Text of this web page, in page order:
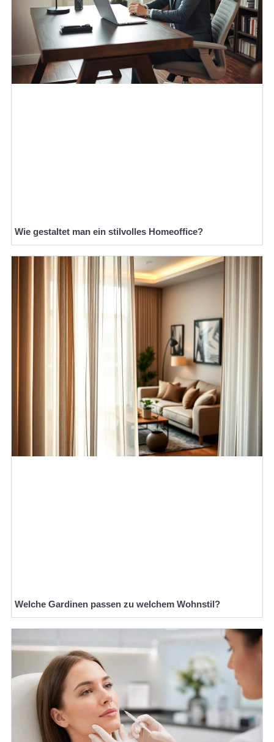
Wie gestaltet man ein stilvolles Homeoffice?
Welche Gardinen passen zu welchem Wohnstil?